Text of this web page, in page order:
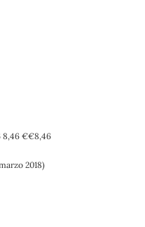
8,46 €€8,46
marzo 2018)